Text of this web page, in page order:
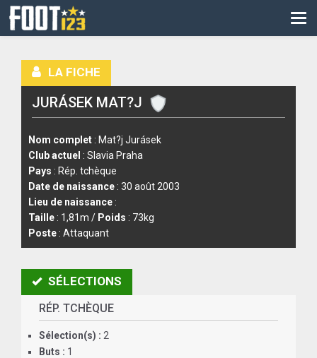
CM
LIGUE DES CHAMPIONS
LES DIRECTS
LIGUE 1
LIGUE 2
NATIONAL
COUPE DE FRANCE
COUPE DE LA LIGUE
ANGLETERRE
LA FICHE
JURÁSEK MAT?J
Nom complet : Mat?j Jurásek
Club actuel : Slavia Praha
Pays : Rép. tchèque
Date de naissance : 30 août 2003
Lieu de naissance :
Taille : 1,81m / Poids : 73kg
Poste : Attaquant
SÉLECTIONS
RÉP. TCHÈQUE
Sélection(s) : 2
Buts : 1